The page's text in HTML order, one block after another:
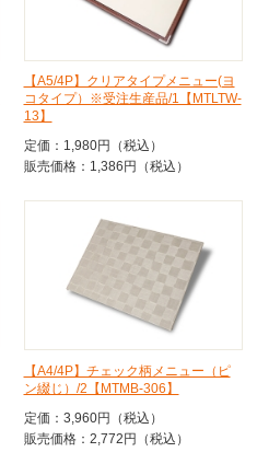
【A5/4P】クリアタイプメニュー(ヨ
コタイプ）※受注生産品/1【MTLTW-
13】
定価：1,980円（税込）
販売価格：1,386円（税込）
【A4/4P】チェック柄メニュー（ピ
ン綴じ）/2【MTMB-306】
定価：3,960円（税込）
販売価格：2,772円（税込）